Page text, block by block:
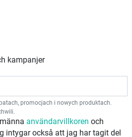
kampanjer
promocjach i nowych produktach.
användarvillkoren och
intygar också att jag har tagit del